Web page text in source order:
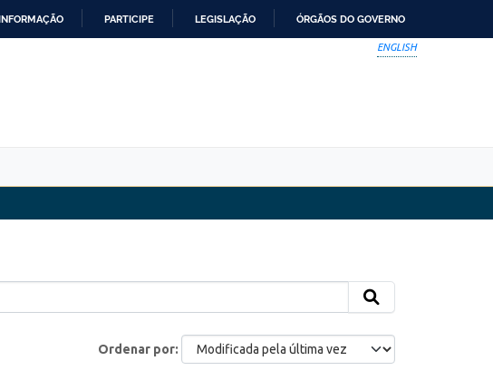
PARTICIPE LEGISLAÇÃO ÓRGÃOS DO GOVERNO
ENGLISH
Ordenar por